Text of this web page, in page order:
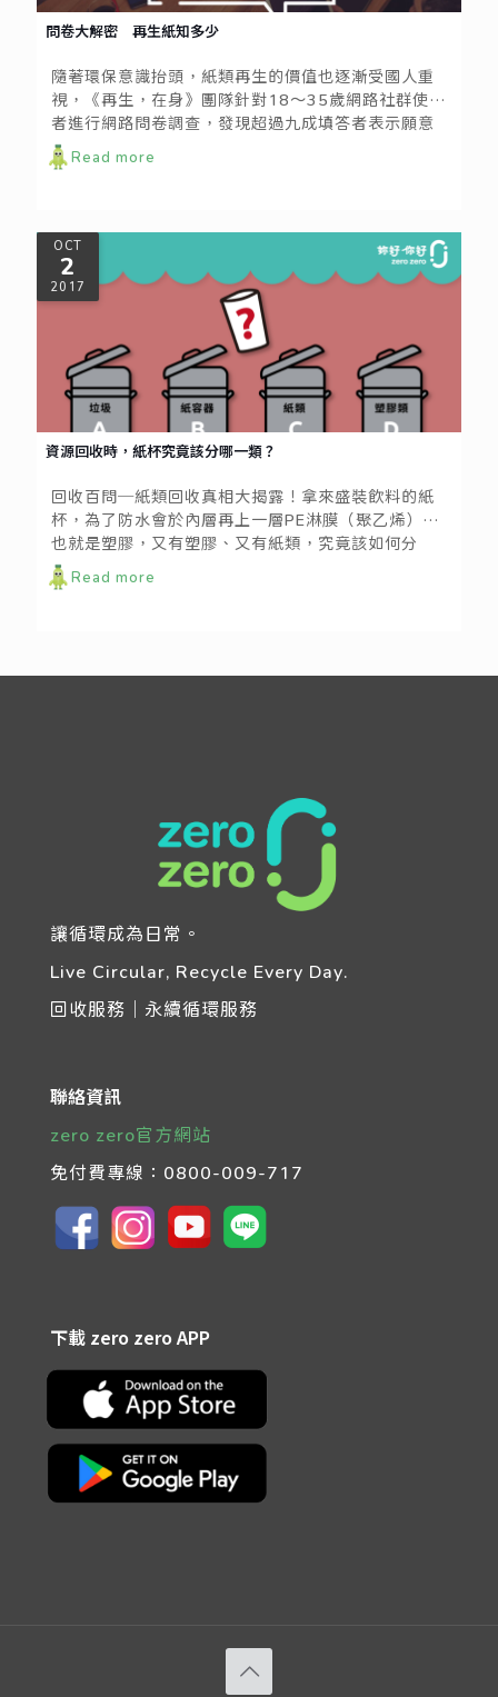
問卷大解密 再生紙知多少
隨著環保意識抬頭，紙類再生的價值也逐漸受國人重
視，《再生，在身》團隊針對18～35歲網路社群使用
者進行網路問卷調查，發現超過九成填答者表示願意
為了保護環境使用再生紙，但仍有許多人其實對於再
生紙的來源與產品不甚了解。
Read more
OCT
2
2017
資源回收時，紙杯究竟該分哪一類？
回收百問─紙類回收真相大揭露！拿來盛裝飲料的紙
杯，為了防水會於內層再上一層PE淋膜（聚乙烯），
也就是塑膠，又有塑膠、又有紙類，究竟該如何分
類？假設您眼前有以下ABCD四種分類桶，該丟到哪
一個最恰當？
Read more
讓循環成為日常。
Live Circular, Recycle Every Day.
回收服務｜永續循環服務
聯絡資訊
zero zero官方網站
免付費專線： 0800-009-717
下載 zero zero APP